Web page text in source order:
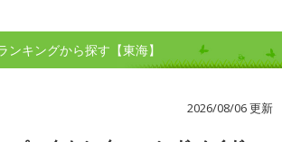
ンキングから探す【東海】
2026/08/06 更新